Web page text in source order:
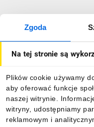
Zgoda
Na tej stronie są
Plików cookie używamy
aby oferować funkcje
naszej witrynie.
witryny, udostępniamy
reklamowym i